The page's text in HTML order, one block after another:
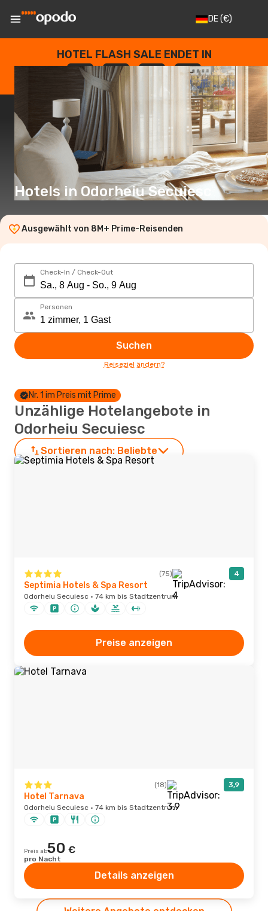
DE(€)
HOTEL FLASH SALE ENDET IN
--
TAGE
: --
STUNDEN
: --
SEKUNDEN
Hotels in Odorheiu Secuiesc
Ausgewählt von 8M+ Prime-Reisenden
Check-In / Check-Out
Personen
Suchen
Reiseziel ändern?
Nr. 1 im Preis mit Prime
Unzählige Hotelangebote in
Odorheiu Secuiesc
Sortieren nach: Beliebte
(75) 4
Septimia Hotels & Spa Resort
Odorheiu Secuiesc · 74 km bis Stadtzentrum
Preise anzeigen
(18) 3,9
Hotel Tarnava
Odorheiu Secuiesc · 74 km bis Stadtzentrum
Preis ab50 €
pro Nacht
Details anzeigen